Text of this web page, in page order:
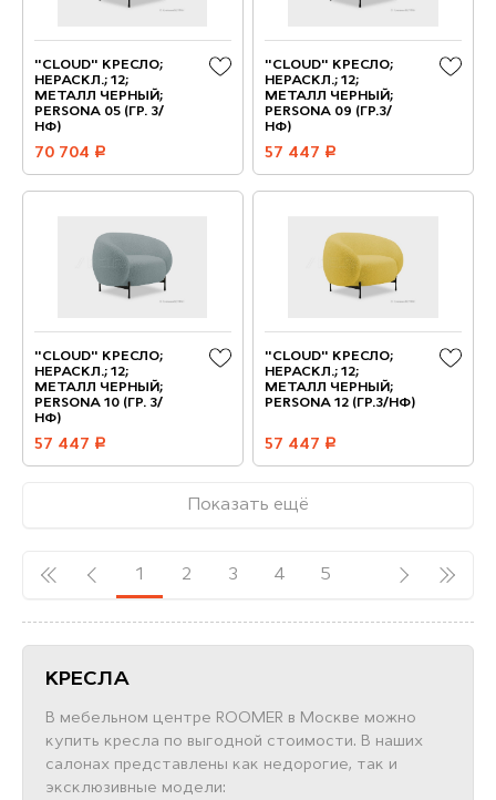
"CLOUD" КРЕСЛО;
НЕРАСКЛ.; 12;
МЕТАЛЛ ЧЕРНЫЙ;
PERSONA 05 (ГР. 3/
НФ)
70 704 руб.
"CLOUD" КРЕСЛО;
НЕРАСКЛ.; 12;
МЕТАЛЛ ЧЕРНЫЙ;
PERSONA 09 (ГР.3/
НФ)
57 447 руб.
"CLOUD" КРЕСЛО;
НЕРАСКЛ.; 12;
МЕТАЛЛ ЧЕРНЫЙ;
PERSONA 10 (ГР. 3/
НФ)
57 447 руб.
"CLOUD" КРЕСЛО;
НЕРАСКЛ.; 12;
МЕТАЛЛ ЧЕРНЫЙ;
PERSONA 12 (ГР.3/НФ)
57 447 руб.
Показать ещё
1 2 3 4 5
КРЕСЛА
В мебельном центре ROOMER в Москве можно
купить кресла по выгодной стоимости. В наших
салонах представлены как недорогие, так и
эксклюзивные модели: